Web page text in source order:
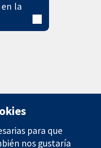
la
para que
nos gustaría